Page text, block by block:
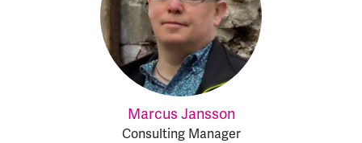
Marcus Jansson
Consulting Manager